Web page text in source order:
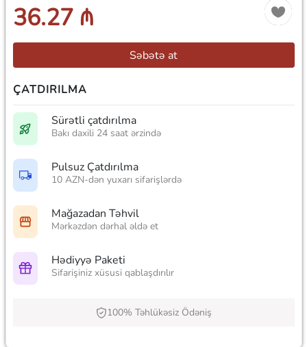
36.27 ₼
Səbətə at
ÇATDIRILMA
Sürətli çatdırılma
Bakı daxili 24 saat ərzində
Pulsuz Çatdırılma
10 AZN-dən yuxarı sifarişlərdə
Mağazadan Təhvil
Mərkəzdən dərhal əldə et
Hədiyyə Paketi
Sifarişiniz xüsusi qablaşdırılır
100% Təhlükəsiz Ödəniş